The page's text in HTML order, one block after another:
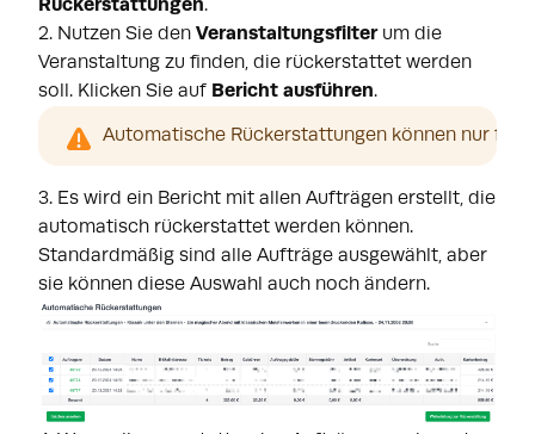
Rückerstattungen.
2. Nutzen Sie den Veranstaltungsfilterum die
Veranstaltung zu finden, die rückerstattet werden
soll. Klicken Sie auf Bericht ausführen.
Automatische Rückerstattungen können nur für
3. Es wird ein Bericht mit allen Aufträgen erstellt, die
automatisch rückerstattet werden können.
Standardmäßig sind alle Aufträge ausgewählt, aber
sie können diese Auswahl auch noch ändern.